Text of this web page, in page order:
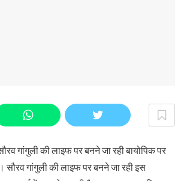
गांगुली की लाइफ पर बनने जा रही बायोपिक पर
गांगुली की लाइफ पर बनने जा रही इस